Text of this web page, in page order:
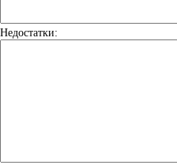
Недостатки: